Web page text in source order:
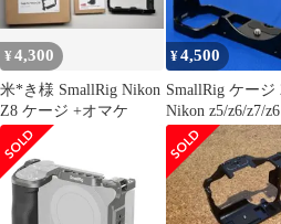
¥4,300
米*き様 SmallRig Nikon
Z8 ケージ +オマケ
¥4,500
SmallRig ケージ
Nikon z5/z6/z7/